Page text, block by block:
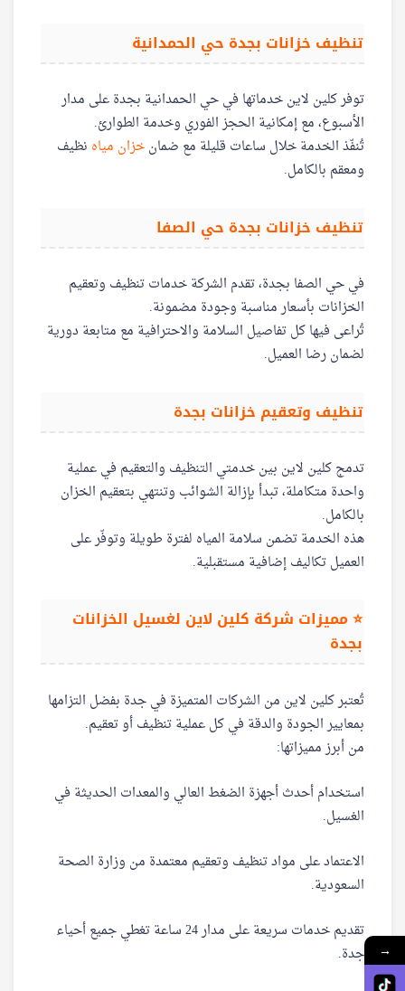
تنظيف خزانات بجدة حي الحمدانية
توفر كلين لاين خدماتها في حي الحمدانية بجدة على مدار
الأسبوع، مع إمكانية الحجز الفوري وخدمة الطوارئ.
تُنفّذ الخدمة خلال ساعات قليلة مع ضمانخزان مياه نظيف
ومعقم بالكامل.
تنظيف خزانات بجدة حي الصفا
في حي الصفا بجدة، تقدم الشركة خدمات تنظيف وتعقيم
الخزانات بأسعار مناسبة وجودة مضمونة.
تُراعى فيها كل تفاصيل السلامة والاحترافية مع متابعة دورية
لضمان رضا العميل.
تنظيف وتعقيم خزانات بجدة
تدمج كلين لاين بين خدمتي التنظيف والتعقيم في عملية
واحدة متكاملة، تبدأ بإزالة الشوائب وتنتهي بتعقيم الخزان
بالكامل.
هذه الخدمة تضمن سلامة المياه لفترة طويلة وتوفّر على
العميل تكاليف إضافية مستقبلية.
⭐ مميزات شركة كلين لاين لغسيل الخزانات
بجدة
تُعتبر كلين لاين من الشركات المتميزة في جدة بفضل التزامها
بمعايير الجودة والدقة في كل عملية تنظيف أو تعقيم.
من أبرز مميزاتها:
استخدام أحدث أجهزة الضغط العالي والمعدات الحديثة في
الغسيل.
الاعتماد على مواد تنظيف وتعقيم معتمدة من وزارة الصحة
السعودية.
تقديم خدمات سريعة على مدار 24 ساعة تغطي جميع أحياء
جدة.
→